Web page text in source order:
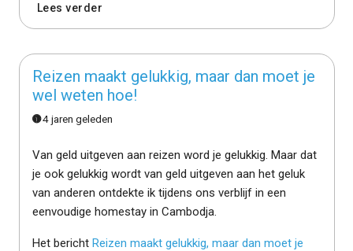
Lees verder
Reizen maakt gelukkig, maar dan moet je
wel weten hoe!
4 jaren geleden
Van geld uitgeven aan reizen word je gelukkig. Maar dat
je ook gelukkig wordt van geld uitgeven aan het geluk
van anderen ontdekte ik tijdens ons verblijf in een
eenvoudige homestay in Cambodja.
Het bericht Reizen maakt gelukkig, maar dan moet je